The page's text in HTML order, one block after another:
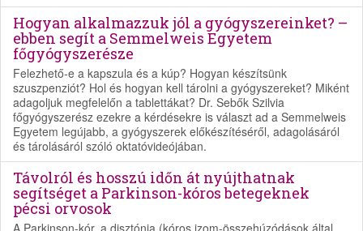
Hogyan alkalmazzuk jól a gyógyszereinket? –
ebben segít a Semmelweis Egyetem
főgyógyszerésze
Felezhető-e a kapszula és a kúp? Hogyan készítsünk
szuszpenziót? Hol és hogyan kell tárolni a gyógyszereket? Miként
adagoljuk megfelelőn a tablettákat? Dr. Sebők Szilvia
főgyógyszerész ezekre a kérdésekre is választ ad a Semmelweis
Egyetem legújabb, a gyógyszerek előkészítéséről, adagolásáról
és tárolásáról szóló oktatóvideójában.
Távolról és hosszú időn át nyújthatnak
segítséget a Parkinson-kóros betegeknek
pécsi orvosok
A Parkinson-kór, a disztónia (kóros izom-összehúzódások által